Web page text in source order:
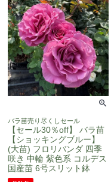
バラ苗売り尽くしセール
【セール30％off】 バラ苗
【ショッキングブルー】
(大苗) フロリバンダ 四季
咲き 中輪 紫色系 コルデス
国産苗 6号スリット鉢